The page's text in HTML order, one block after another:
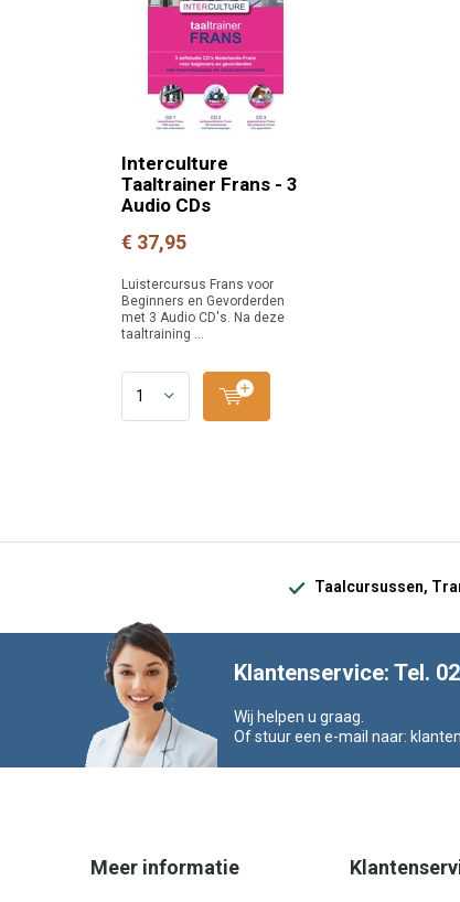
Interculture
Taaltrainer Frans - 3
Audio CDs
€ 37,95
Luistercursus Frans voor
Beginners en Gevorderden
met 3 Audio CD's. Na deze
taaltraining ...
Taalcursussen,
Klantenservice: Tel.
Wij helpen u graag.
Of stuur een e-mail naar:
Meer informatie